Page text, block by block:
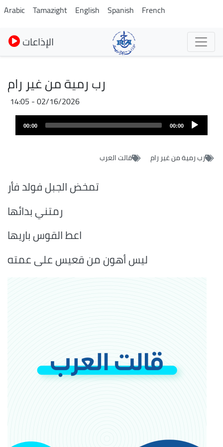
Skip
to
main
content
Arabic Tamazight English Spanish French
الإذاعات
رب رمية من غير رام
02/16/2026 - 14:05
Audio
00:00
00:00
رب رمية من غير رام قالت العرب
تمخض الجبل فولد فأر
رمتني بدائها
اعط القوس باريها
ليس أهون من قعيس على عمته